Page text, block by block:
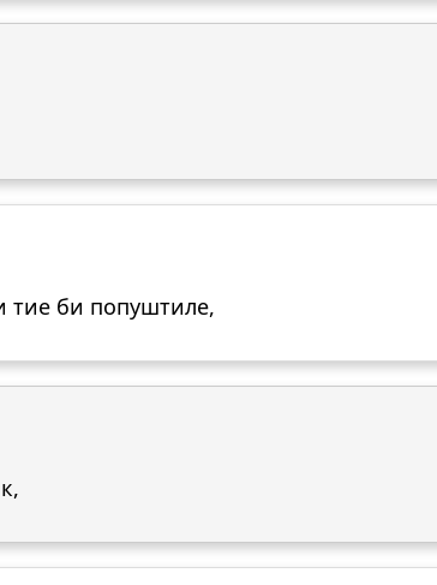
тие би попуштиле,